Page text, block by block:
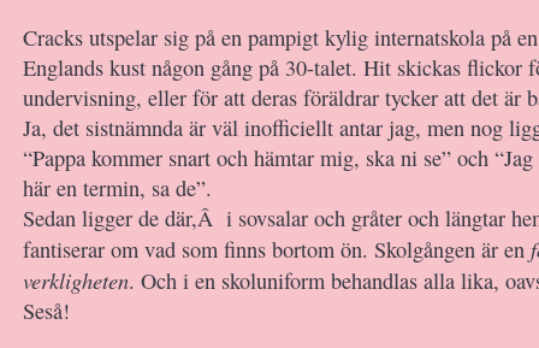
Cracks utspelar sig på en pampigt kylig internatskola på
Englands kust någon gång på 30-talet. Hit skickas flickor
undervisning, eller för att deras föräldrar tycker att det är
Ja, det sistnämnda är väl inofficiellt antar jag, men nog
“Pappa kommer snart och hämtar mig, ska ni se” och
här en termin, sa de”.
Sedan ligger de där,Â i sovsalar och gråter och längtar
fantiserar om vad som finns bortom ön. Skolgången är en
verkligheten. Och i en skoluniform behandlas alla lika,
Seså!